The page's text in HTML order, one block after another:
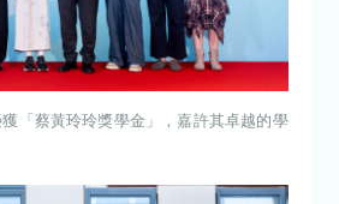
「蔡黃玲玲獎學金」，嘉許其卓越的學